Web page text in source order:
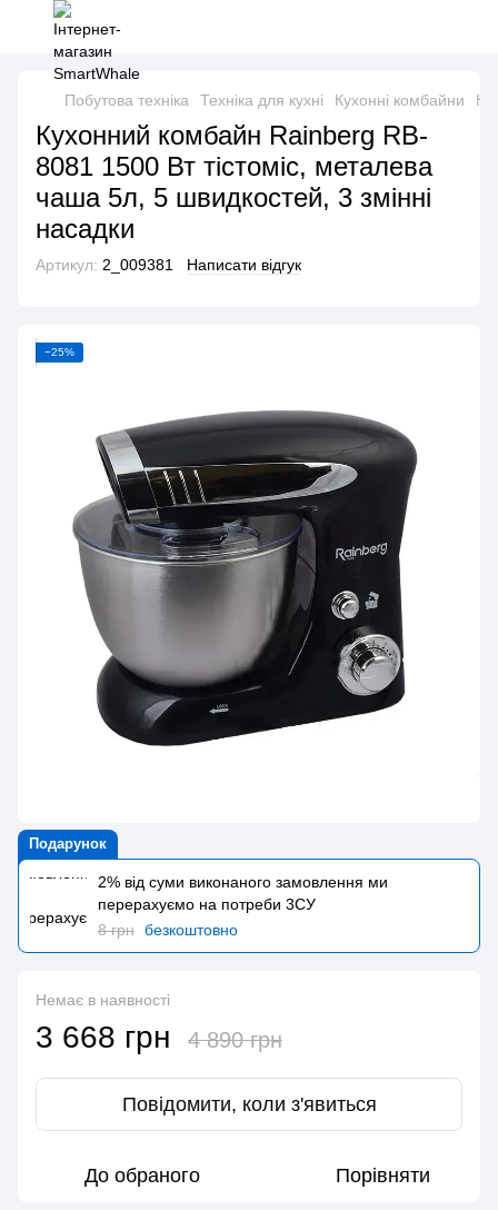
Побутова техніка Техніка для кухні Кухонні комбайни
Кухонний комбайн Rainberg RB-
8081 1500 Вт тістоміс, металева
чаша 5л, 5 швидкостей, 3 змінні
насадки
Артикул: 2_009381 Написати відгук
−25%
Подарунок
2% від суми виконаного замовлення ми
перерахуємо на потреби 3CУ
8 грн безкоштовно
Немає в наявності
3 668 грн 4 890 грн
Повідомити, коли з'явиться
До обраного Порівняти